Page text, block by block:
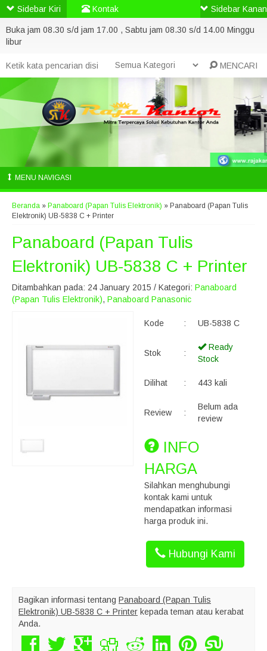
Buka jam 08.30 s/d jam 17.00 , Sabtu jam 08.30 s/d 14.00 Minggu
libur
MENCARI
MENU NAVIGASI
Beranda » Panaboard (Papan Tulis Elektronik) » Panaboard (Papan Tulis
Elektronik) UB-5838 C + Printer
Panaboard (Papan Tulis
Elektronik) UB-5838 C + Printer
Ditambahkan pada: 24 January 2015 / Kategori: Panaboard
(Papan Tulis Elektronik), Panaboard Panasonic
Kode : UB-5838 C
Stok :
Ready
Stock
Dilihat : 443 kali
Review :
Belum ada
review
INFO
HARGA
Silahkan menghubungi
kontak kami untuk
mendapatkan informasi
harga produk ini.
Hubungi Kami
Bagikan informasi tentang Panaboard (Papan Tulis
Elektronik) UB-5838 C + Printer kepada teman atau kerabat
Anda.
Sidebar Kiri Kontak Sidebar Kanan